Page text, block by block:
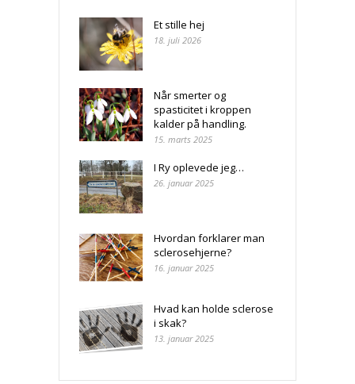
Et stille hej
18. juli 2026
Når smerter og
spasticitet i kroppen
kalder på handling.
15. marts 2025
I Ry oplevede jeg…
26. januar 2025
Hvordan forklarer man
sclerosehjerne?
16. januar 2025
Hvad kan holde sclerose
i skak?
13. januar 2025